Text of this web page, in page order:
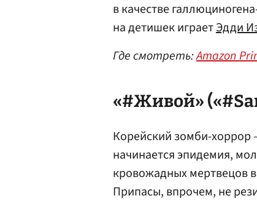
в качестве
на детишек играетЭдди
Где смотреть:Amazon
«#Живой»
Корейский зомби-хоррор
начинается эпидемия,
кровожадных мертвецов
Припасы, впрочем, не